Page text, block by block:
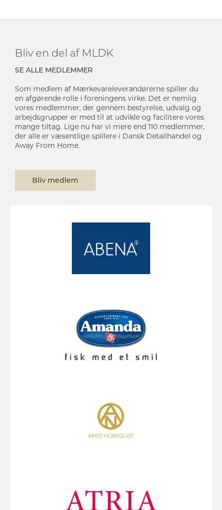
Bliv en del af MLDK
SE ALLE MEDLEMMER
Som medlem af Mærkevareleverandørerne spiller du
en afgørende rolle i foreningens virke. Det er nemlig
vores medlemmer, der gennem bestyrelse, udvalg og
arbejdsgrupper er med til at udvikle og facilitere vores
mange tiltag. Lige nu har vi mere end 110 medlemmer,
der alle er væsentlige spillere i Dansk Detailhandel og
Away From Home.
Bliv medlem